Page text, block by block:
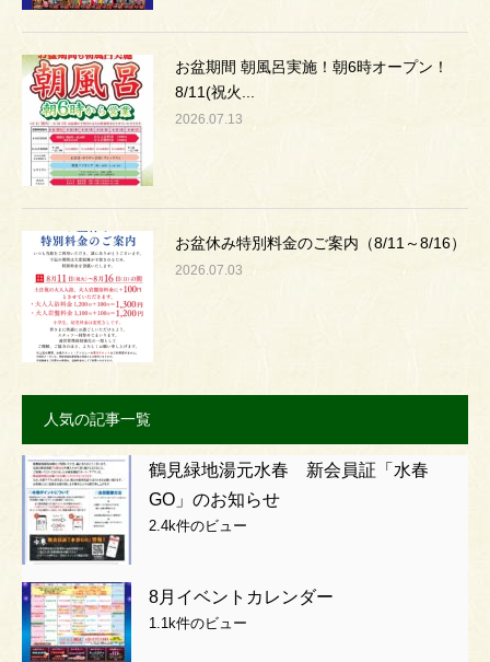
お盆期間 朝風呂実施！朝6時オープン！
8/11(祝火...
2026.07.13
お盆休み特別料金のご案内（8/11～8/16）
2026.07.03
人気の記事一覧
鶴見緑地湯元水春 新会員証「水春
GO」のお知らせ
2.4k件のビュー
8月イベントカレンダー
1.1k件のビュー